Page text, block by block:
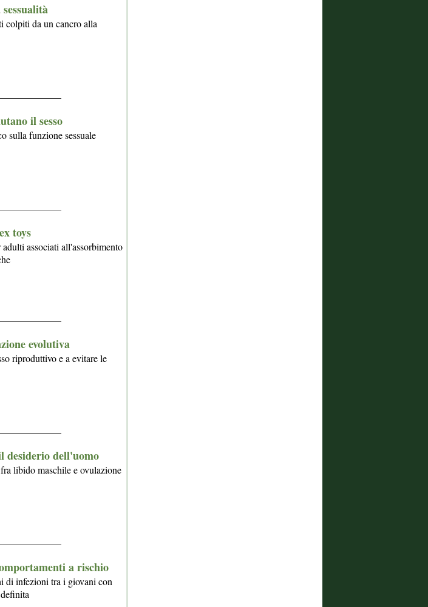
colpiti da un cancro alla
il sesso
sulla funzione sessuale
toys
associati all'assorbimento
evolutiva
riproduttivo e a evitare le
desiderio dell'uomo
libido maschile e ovulazione
a rischio
di infezioni tra i giovani con